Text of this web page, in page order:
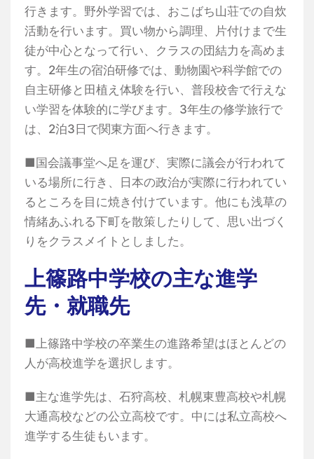
行きます。野外学習では、おこばち山荘での自炊
活動を行います。買い物から調理、片付けまで生
徒が中心となって行い、クラスの団結力を高めま
す。2年生の宿泊研修では、動物園や科学館での
自主研修と田植え体験を行い、普段校舎で行えな
い学習を体験的に学びます。3年生の修学旅行で
は、2泊3日で関東方面へ行きます。
■国会議事堂へ足を運び、実際に議会が行われて
いる場所に行き、日本の政治が実際に行われてい
るところを目に焼き付けています。他にも浅草の
情緒あふれる下町を散策したりして、思い出づく
りをクラスメイトとしました。
上篠路中学校の主な進学
先・就職先
■上篠路中学校の卒業生の進路希望はほとんどの
人が高校進学を選択します。
■主な進学先は、石狩高校、札幌東豊高校や札幌
大通高校などの公立高校です。中には私立高校へ
進学する生徒もいます。